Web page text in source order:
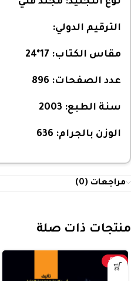
الترقيم الدولي:
مقاس الكتاب:
عدد الصفحات:
سنة الطبع:
الوزن بالجرام:
مراجعات (0)
منتجات ذات صلة
-55%